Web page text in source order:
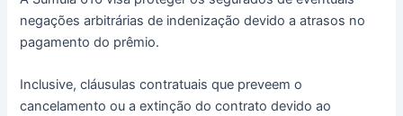
negações arbitrárias de indenização devido a atrasos no
pagamento do prêmio.
Inclusive, cláusulas contratuais que preveem o
cancelamento ou a extinção do contrato devido ao